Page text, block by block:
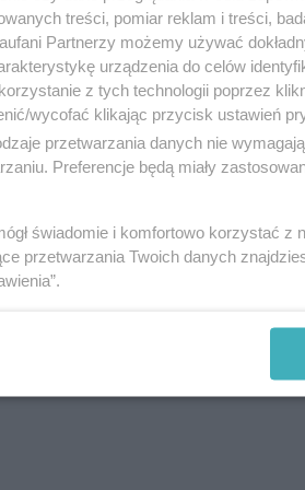
silnik firmyMAN o
którą transporter
kuloodpornie naII
wizjery
przed skutkami
treści, pomiar reklam i treści,
Partnerzy możemy używać
urządzenia do celów
z tych technologii poprzez
wycofać klikając przycisk ustawień
przetwarzania danych nie
Preferencje będą miały
świadomie i komfortowo korzystać z
przetwarzania Twoich danych